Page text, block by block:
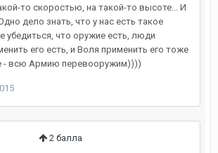
то скоростью, на такой-то высоте... И
дело знать, что у нас есть такое
убедиться, что оружие есть, люди
его есть, и Воля применить его тоже
- всю Армию перевооружим))))
2 балла